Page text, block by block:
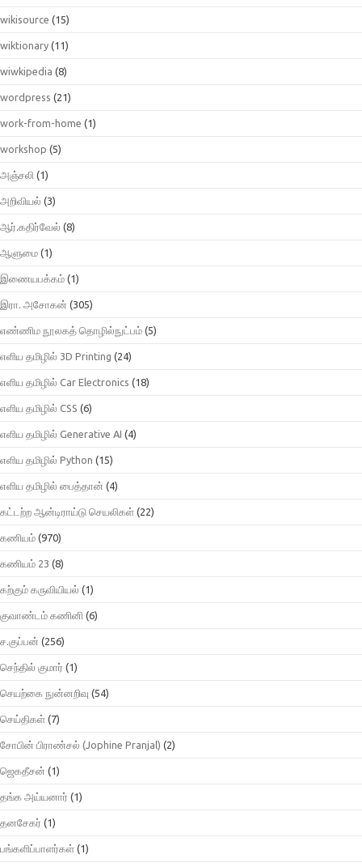
wikisource (15)
wiktionary (11)
wiwkipedia (8)
wordpress (21)
work-from-home (1)
workshop (5)
அஞ்சலி (1)
அறிவியல் (3)
ஆர்.கதிர்வேல் (8)
ஆளுமை (1)
இணையபக்கம் (1)
இரா. அசோகன் (305)
எண்ணிம நூலகத் தொழில்நுட்பம் (5)
எளிய தமிழில் 3D Printing (24)
எளிய தமிழில் Car Electronics (18)
எளிய தமிழில் CSS (6)
எளிய தமிழில் Generative AI (4)
எளிய தமிழில் Python (15)
எளிய தமிழில் பைத்தான் (4)
கட்டற்ற ஆன்டிராய்டு செயலிகள் (22)
கணியம் (970)
கணியம் 23 (8)
கற்கும் கருவியியல் (1)
குவாண்டம் கணினி (6)
ச.குப்பன் (256)
செந்தில் குமார் (1)
செயற்கை நுன்னறிவு (54)
செய்திகள் (7)
சோபின் பிராண்சல் (Jophine Pranjal) (2)
ஜெகதீசன் (1)
தங்க அய்யனார் (1)
தனசேகர் (1)
பங்களிப்பாளர்கள் (1)